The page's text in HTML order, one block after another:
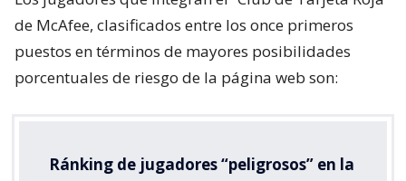
de McAfee, clasificados entre los once primeros
puestos en términos de mayores posibilidades
porcentuales de riesgo de la página web son:
Ránking de jugadores “peligrosos” en la